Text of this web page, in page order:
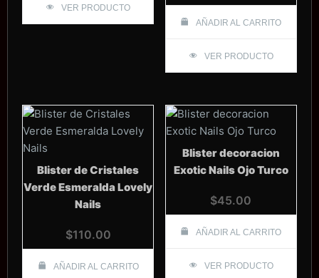
VER PRODUCTO
AÑADIR AL CARRITO
VER PRODUCTO
Blister de Cristales
Verde Esmeralda Lovely
Nails
$110.00
AÑADIR AL CARRITO
Blister decoracion
Exotic Nails Ojo Turco
$45.00
AÑADIR AL CARRITO
VER PRODUCTO